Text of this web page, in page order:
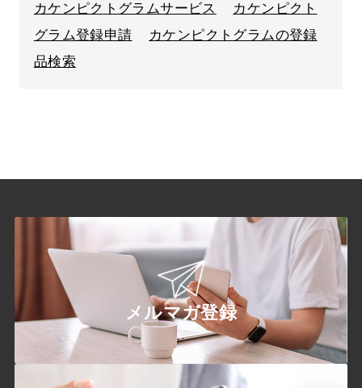
カケンピクトグラムサービス
カケンピクト
グラム登録申請
カケンピクトグラムの登録
品検索
メルマガ登録